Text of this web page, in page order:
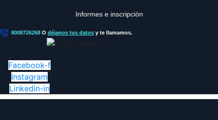
Informes e inscripción
8008726268 O déjanos tus datos y te llamamos.
Facebook-f
Instagram
Linkedin-in